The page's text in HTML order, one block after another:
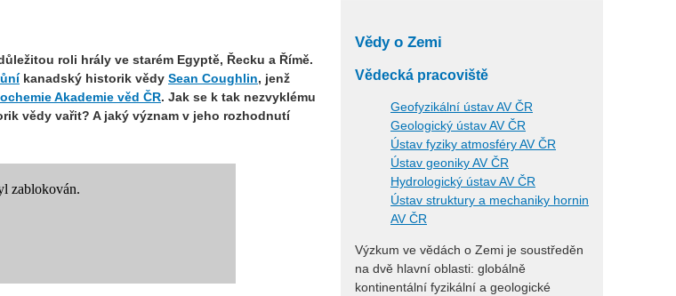
roli hrály ve starém Egyptě, Řecku a Římě.
kanadský historik vědy Sean Coughlin, jenž
Akademie věd ČR. Jak se k tak nezvyklému
vědy vařit? A jaký význam v jeho rozhodnutí
Vědy o Zemi
Vědecká pracoviště
Geofyzikální ústav AV ČR
Geologický ústav AV ČR
Ústav fyziky atmosféry AV ČR
Ústav geoniky AV ČR
Hydrologický ústav AV ČR
Ústav struktury a mechaniky hornin
AV ČR
Výzkum ve vědách o Zemi je soustředěn
na dvě hlavní oblasti: globálně
kontinentální fyzikální a geologické